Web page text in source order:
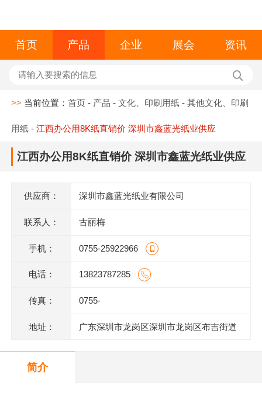
首页 产品 企业 展会 资讯
>> 当前位置：首页 - 产品 -文化、印刷用纸 -其他文化、印刷
用纸 -江西办公用8K纸直销价 深圳市鑫蓝光纸业供应
江西办公用8K纸直销价 深圳市鑫蓝光纸业供应
供应商： 深圳市鑫蓝光纸业有限公司
联系人： 古丽梅
手机： 0755-25922966
电话： 13823787285
传真： 0755-
地址： 广东深圳市龙岗区深圳市龙岗区布吉街道
简介